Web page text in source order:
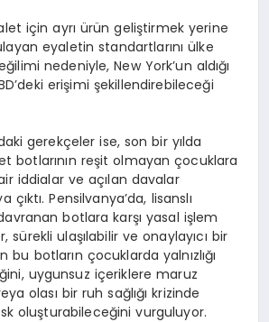
için ayrı ürün geliştirmek yerine
eyaletin standartlarını ülke
nedeniyle, New York’un aldığı
erişimi şekillendirebileceği
gerekçeler ise, son bir yılda
botlarının reşit olmayan çocuklara
iddialar ve açılan davalar
Pensilvanya’da, lisanslı
botlara karşı yasal işlem
sürekli ulaşılabilir ve onaylayıcı bir
bu botların çocuklarda yalnızlığı
uygunsuz içeriklere maruz
olası bir ruh sağlığı krizinde
oluşturabileceğini vurguluyor.